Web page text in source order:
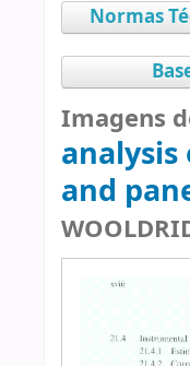
Normas
Imagens
analysis
and